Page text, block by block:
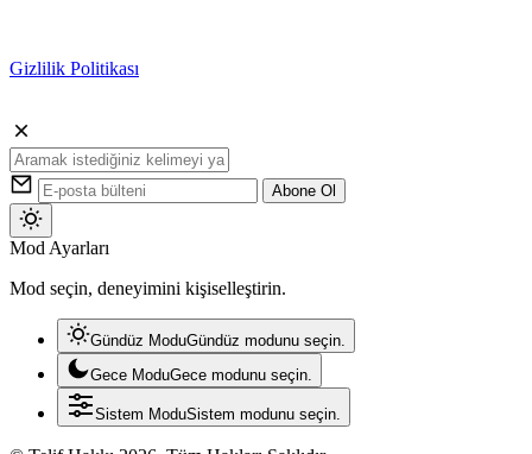
Gizlilik Politikası
Abone Ol
Mod
değiştir
Mod Ayarları
Mod seçin, deneyimini kişiselleştirin.
Gündüz ModuGündüz modunu seçin.
Gece ModuGece modunu seçin.
Sistem ModuSistem modunu seçin.